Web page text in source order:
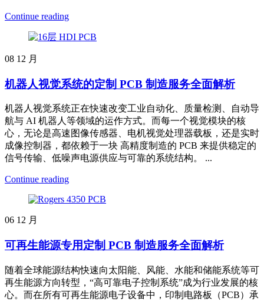
Continue reading
08 12 月
机器人视觉系统的定制 PCB 制造服务全面解析
机器人视觉系统正在快速改变工业自动化、质量检测、自动导
航与 AI 机器人等领域的运作方式。而每一个视觉模块的核
心，无论是高速图像传感器、电机视觉处理器载板，还是实时
成像控制器，都依赖于一块 高精度制造的 PCB 来提供稳定的
信号传输、低噪声电源供应与可靠的系统结构。 ...
Continue reading
06 12 月
可再生能源专用定制 PCB 制造服务全面解析
随着全球能源结构快速向太阳能、风能、水能和储能系统等可
再生能源方向转型，“高可靠电子控制系统”成为行业发展的核
心。而在所有可再生能源电子设备中，印制电路板（PCB）承